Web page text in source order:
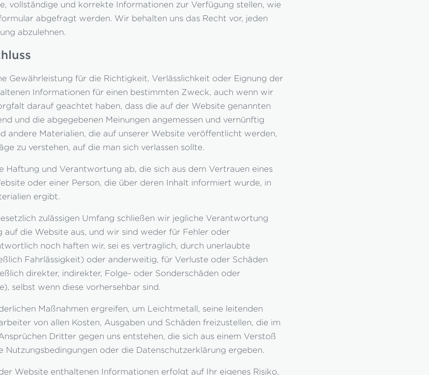
vollständige und korrekte Informationen zur Verfügung stellen, wie
abgefragt werden. Wir behalten uns das Recht vor, jeden
abzulehnen.
Gewährleistung für die Richtigkeit, Verlässlichkeit oder Eignung der
Informationen für einen bestimmten Zweck, auch wenn wir
darauf geachtet haben, dass die auf der Website genannten
und die abgegebenen Meinungen angemessen und vernünftig
andere Materialien, die auf unserer Website veröffentlicht werden,
zu verstehen, auf die man sich verlassen sollte.
Haftung und Verantwortung ab, die sich aus dem Vertrauen eines
oder einer Person, die über deren Inhalt informiert wurde, in
ergibt.
zulässigen Umfang schließen wir jegliche Verantwortung
auf die Website aus, und wir sind weder für Fehler oder
noch haften wir, sei es vertraglich, durch unerlaubte
Fahrlässigkeit) oder anderweitig, für Verluste oder Schäden
direkter, indirekter, Folge- oder Sonderschäden oder
selbst wenn diese vorhersehbar sind.
Maßnahmen ergreifen, um Leichtmetall, seine leitenden
von allen Kosten, Ausgaben und Schäden freizustellen, die im
Dritter gegen uns entstehen, die sich aus einem Verstoß
Nutzungsbedingungen oder die Datenschutzerklärung ergeben.
Website enthaltenen Informationen erfolgt auf Ihr eigenes Risiko,